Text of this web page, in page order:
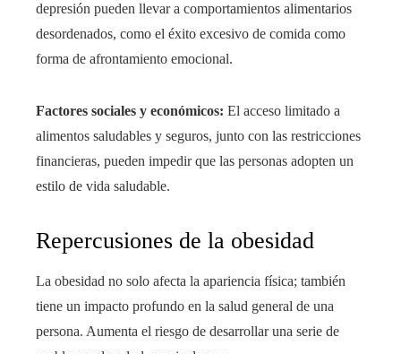
depresión pueden llevar a comportamientos alimentarios
desordenados, como el éxito excesivo de comida como
forma de afrontamiento emocional.
Factores sociales y económicos: El acceso limitado a
alimentos saludables y seguros, junto con las restricciones
financieras, pueden impedir que las personas adopten un
estilo de vida saludable.
Repercusiones de la obesidad
La obesidad no solo afecta la apariencia física; también
tiene un impacto profundo en la salud general de una
persona. Aumenta el riesgo de desarrollar una serie de